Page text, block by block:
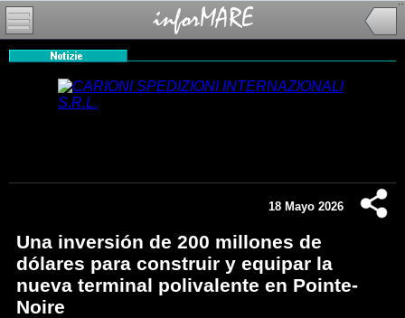
18 Mayo 2026
Una inversión de 200 millones de
dólares para construir y equipar la
nueva terminal polivalente en Pointe-
Noire